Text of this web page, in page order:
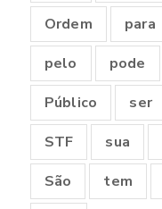
Ordem
para
pelo
pode
Público
ser
STF
sua
São
tem